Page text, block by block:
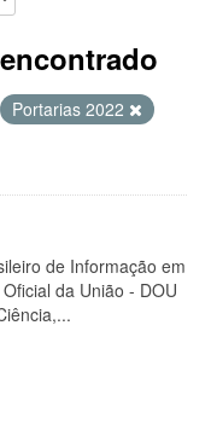
Portarias 2022
de Informação em
da União - DOU